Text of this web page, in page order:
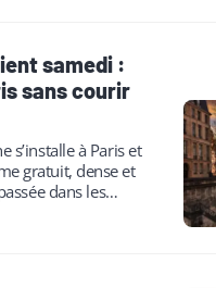
samedi :
sans courir
s’installe à Paris et
gratuit, dense et
dans les